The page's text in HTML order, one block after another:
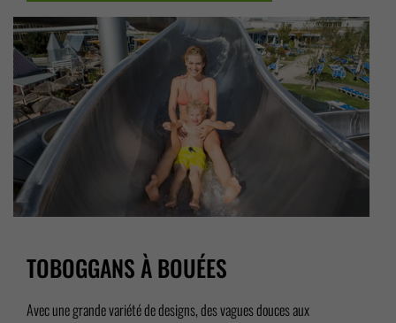
TOBOGGANS À BOUÉES
Avec une grande variété de designs, des vagues douces aux